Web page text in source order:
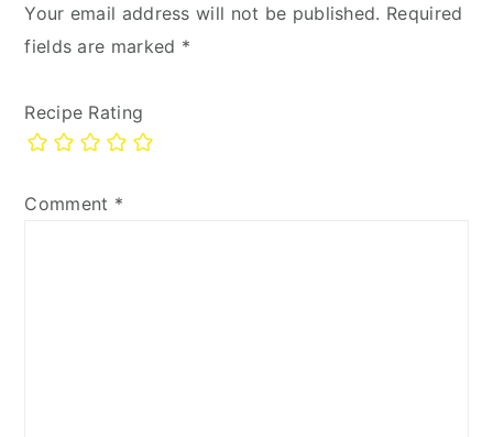
Your email address will not be published. Required
fields are marked *
Recipe Rating
Comment *